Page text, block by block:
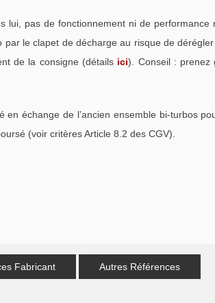
lui, pas de fonctionnement ni de
le clapet de décharge au risque de
de la consigne (détails ici). Conseil : prenez
échange de l’ancien ensemble bi-turbos
(voir critères Article 8.2 des CGV).
Fabricant Autres Références